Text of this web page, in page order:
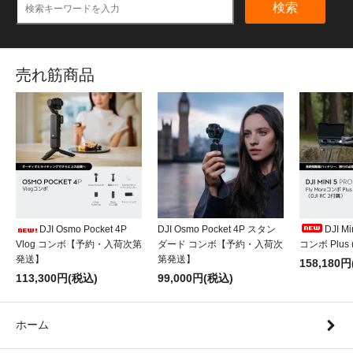
検索
売れ筋商品
DJI Osmo Pocket 4P
Vlog コンボ【予約・入荷次第
発送】
113,300円(税込)
DJI Osmo Pocket 4P スタン
ダード コンボ【予約・入荷次
第発送】
99,000円(税込)
DJI
コンボ Plus
158,180
ホーム